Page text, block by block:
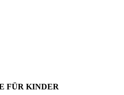
FÜR KINDER